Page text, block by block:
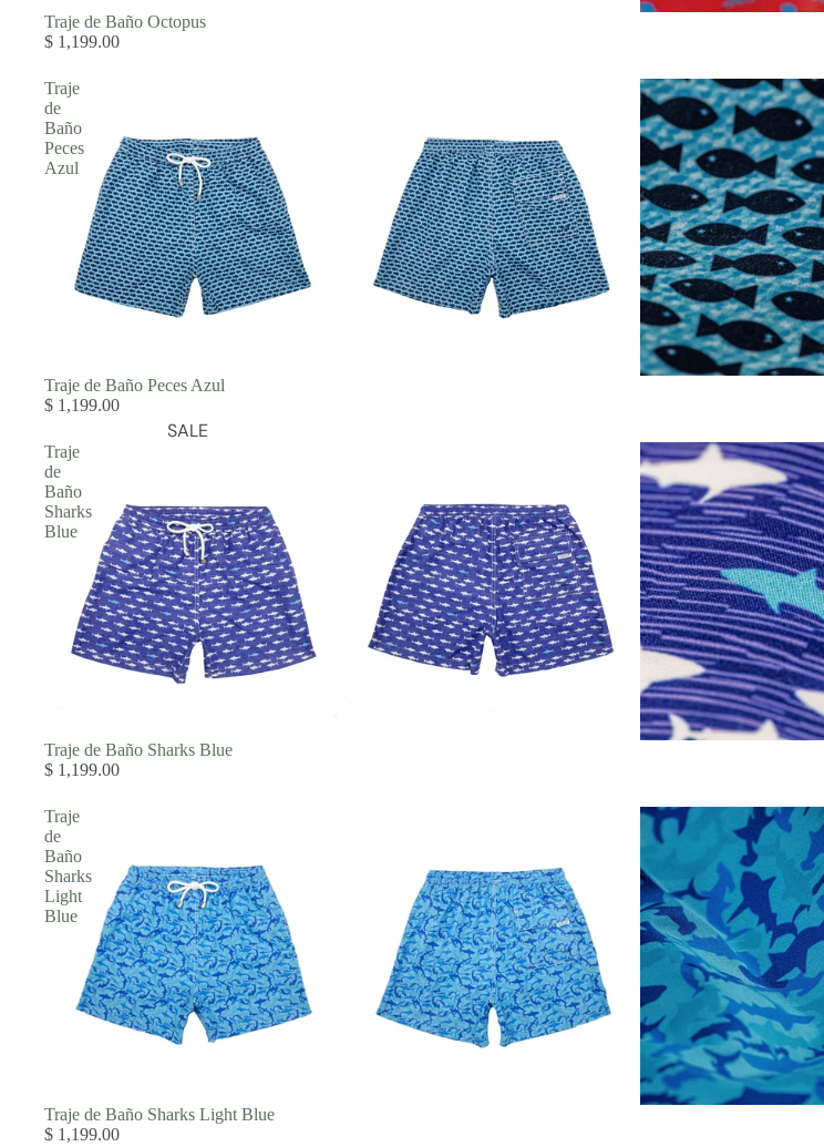
SALE
Traje de Baño Octopus
$ 1,199.00
Traje
de
Baño
Peces
Azul
Sold out
Traje de Baño Peces Azul
$ 1,199.00
Traje
de
Baño
Sharks
Blue
Traje de Baño Sharks Blue
$ 1,199.00
Traje
de
Baño
Sharks
Light
Blue
Traje de Baño Sharks Light Blue
$ 1,199.00